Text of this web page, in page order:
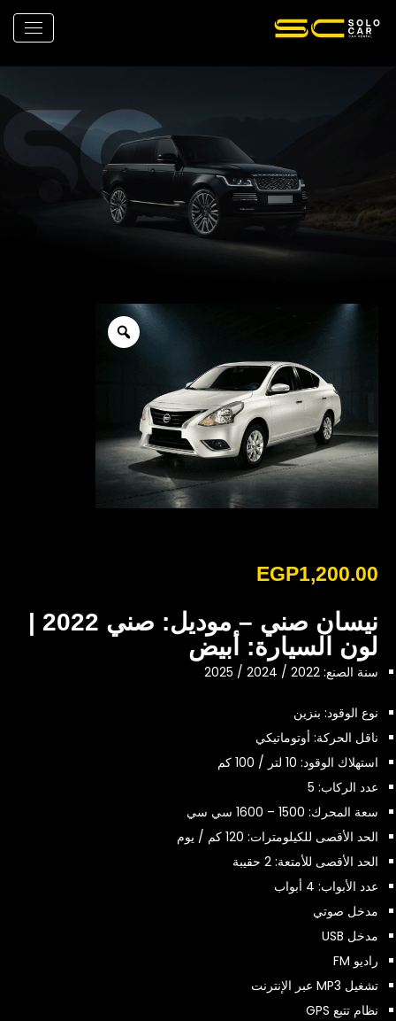
EGP1,200.00
لون السيارة: أبيض
سنة الصنع: 2022 / 2024 / 2025
نوع الوقود: بنزين
ناقل الحركة: أوتوماتيكي
استهلاك الوقود: 10 لتر / 100 كم
عدد الركاب: 5
سعة المحرك: 1500 – 1600 سي سي
الحد الأقصى للكيلومترات: 120 كم / يوم
الحد الأقصى للأمتعة: 2 حقيبة
عدد الأبواب: 4 أبواب
مدخل صوتي
مدخل USB
راديو FM
تشغيل MP3 عبر الإنترنت
نظام تتبع GPS